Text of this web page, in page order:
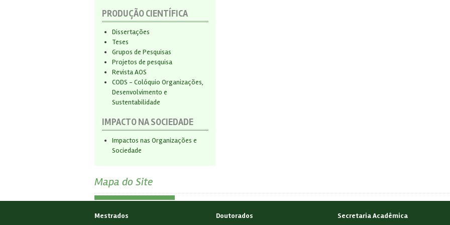
PRODUÇÃO CIENTÍFICA
Dissertações
Teses
Grupos de Pesquisas
Projetos de pesquisa
Revista AOS
CODS - Colóquio Organizações,
Desenvolvimento e
Sustentabilidade
IMPACTO NA SOCIEDADE
Impactos nas Organizações e
Sociedade
Mapa do Site
Mestrados Doutorados Secretaria Acadêmica